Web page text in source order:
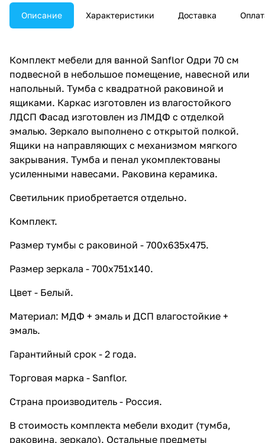
Описание Характеристики Доставка
Комплект мебели для ванной Sanflor Одри 70 см
подвесной в небольшое помещение, навесной или
напольный. Тумба с квадратной раковиной и
ящиками. Каркас изготовлен из влагостойкого
ЛДСП Фасад изготовлен из ЛМДФ с отделкой
эмалью. Зеркало выполнено с открытой полкой.
Ящики на направляющих с механизмом мягкого
закрывания. Тумба и пенал укомплектованы
усиленными навесами. Раковина керамика.
Светильник приобретается отдельно.
Комплект.
Размер тумбы с раковиной - 700х635х475.
Размер зеркала - 700х751х140.
Цвет - Белый.
Материал: МДФ + эмаль и ДСП влагостойкие +
эмаль.
Гарантийный срок - 2 года.
Торговая марка - Sanflor.
Страна производитель - Россия.
В стоимость комплекта мебели входит (тумба,
раковина, зеркало). Остальные предметы